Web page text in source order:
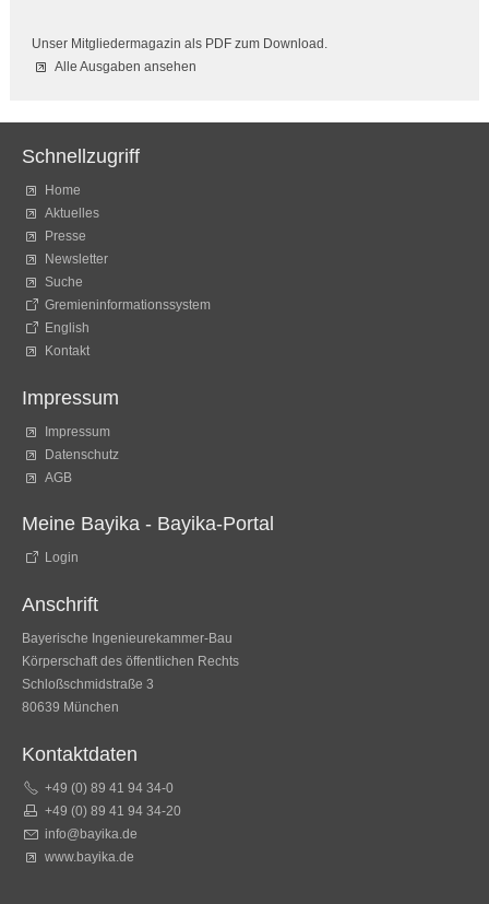
Unser Mitgliedermagazin als PDF zum Download.
Alle Ausgaben ansehen
Schnellzugriff
Home
Aktuelles
Presse
Newsletter
Suche
Gremieninformationssystem
English
Kontakt
Impressum
Impressum
Datenschutz
AGB
Meine Bayika - Bayika-Portal
Login
Anschrift
Bayerische Ingenieurekammer-Bau
Körperschaft des öffentlichen Rechts
Schloßschmidstraße 3
80639 München
Kontaktdaten
+49 (0) 89 41 94 34-0
+49 (0) 89 41 94 34-20
info@bayika.de
www.bayika.de